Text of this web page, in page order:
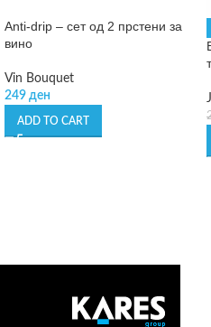
Anti-drip – сет од 2 прстени за
вино
Vin Bouquet
249 ден
ADD TO CART